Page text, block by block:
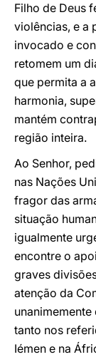
Filho de Deus
violências, e a
invocado e
retomem um
que permita a
harmonia,
mantém
região inteira.
Ao Senhor,
nas Nações
fragor das
situação
igualmente
encontre o
graves
atenção da
tanto nos
Iémen e na